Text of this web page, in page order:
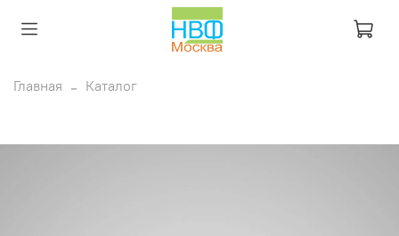
Главная Каталог